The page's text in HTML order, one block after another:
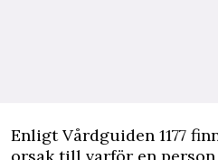
EnligtVårdguiden 1177